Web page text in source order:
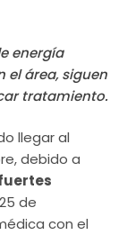
energía
el área, siguen
tratamiento.
llegar al
debido a
de
con el